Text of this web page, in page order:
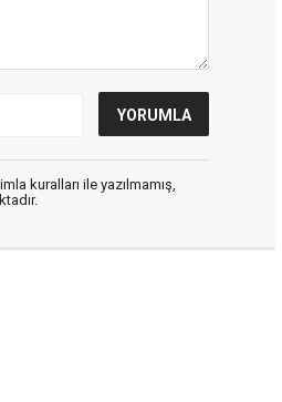
kuralları ile yazılmamış,